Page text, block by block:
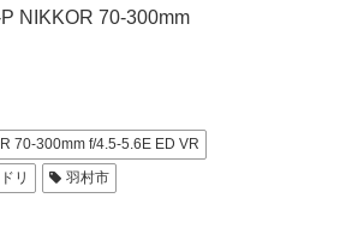
NIKKOR 70-300mm
70-300mm f/4.5-5.6E ED VR
リ 羽村市